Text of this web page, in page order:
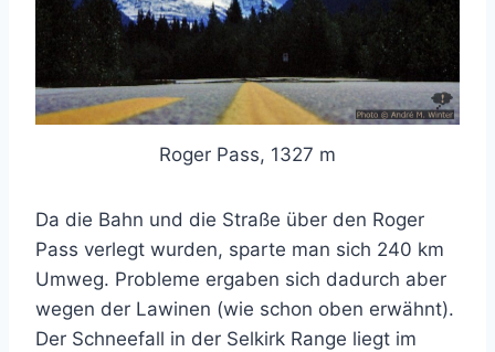
Roger Pass, 1327 m
Da die Bahn und die Straße über den Roger
Pass verlegt wurden, sparte man sich 240 km
Umweg. Probleme ergaben sich dadurch aber
wegen der Lawinen (wie schon oben erwähnt).
Der Schneefall in der Selkirk Range liegt im